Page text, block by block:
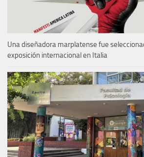
Una diseñadora marplatense fue
exposición internacional en Italia